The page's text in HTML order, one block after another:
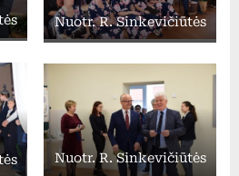
Nuotr. R. Sinkevičiūtės
Nuotr. R. Sinkevičiūtės